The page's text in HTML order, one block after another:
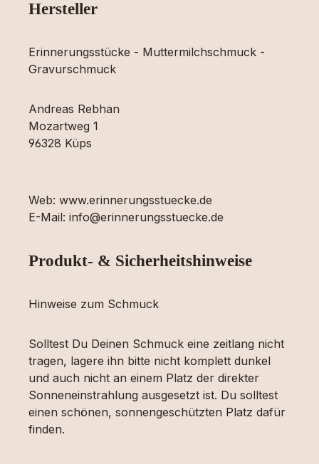
Hersteller
Erinnerungsstücke - Muttermilchschmuck -
Gravurschmuck
Andreas Rebhan
Mozartweg 1
96328 Küps
Web: www.erinnerungsstuecke.de
E-Mail: info@erinnerungsstuecke.de
Produkt- & Sicherheitshinweise
Hinweise zum Schmuck
Solltest Du Deinen Schmuck eine zeitlang nicht
tragen, lagere ihn bitte nicht komplett dunkel
und auch nicht an einem Platz der direkter
Sonneneinstrahlung ausgesetzt ist. Du solltest
einen schönen, sonnengeschützten Platz dafür
finden.